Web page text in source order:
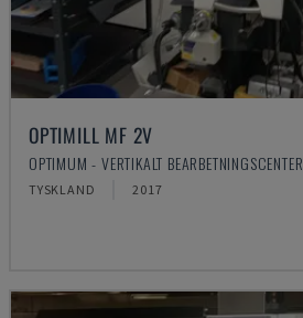
OPTIMILL MF 2V
OPTIMUM - VERTIKALT BEARBETNINGSCENTER
TYSKLAND 2017